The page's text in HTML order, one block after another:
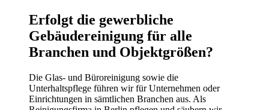
Erfolgt die gewerbliche
Gebäudereinigung für alle
Branchen und Objektgrößen?
Die Glas- und Büroreinigung sowie die
Unterhaltspflege führen wir für Unternehmen oder
Einrichtungen in sämtlichen Branchen aus. Als